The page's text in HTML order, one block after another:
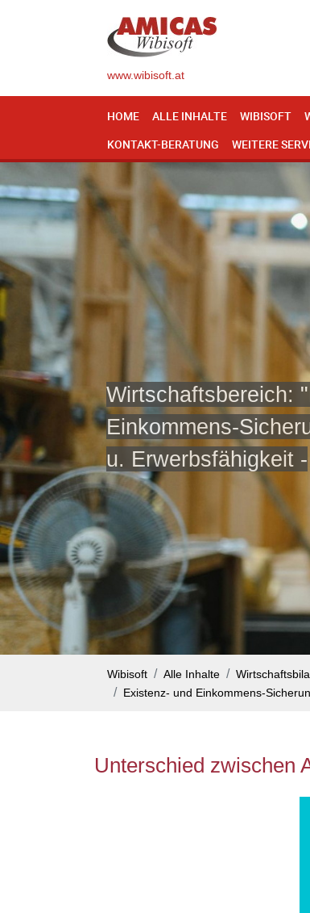
www.wibisoft.at
HOME ALLE INHALTE WIBISOFT
KONTAKT-BERATUNG
WEITERE
Wirtschaftsbereich:
Einkommens-
u. Erwerbsfähigkeit -
Wibisoft Alle Inhalte
Existenz- und Einkommens-
Unterschied zwischen